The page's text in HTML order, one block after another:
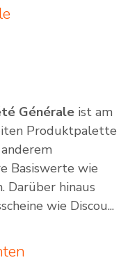
Générale ist am
Produktpalette
Basiswerte wie
Darüber hinaus
wie Discou...